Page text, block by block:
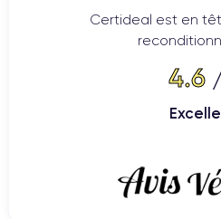
Certideal est en
4.6